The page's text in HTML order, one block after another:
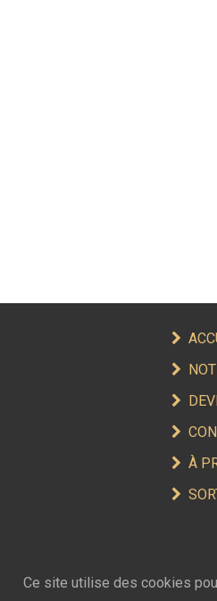
Ce site utilise des cookies
À